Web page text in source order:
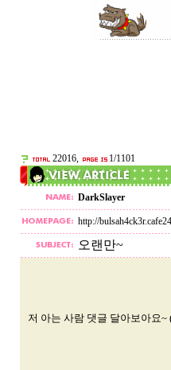
22016, 1/1101
DarkSlayer
http://
오랜만~
저 아는 사람 댓글 달아보아요~